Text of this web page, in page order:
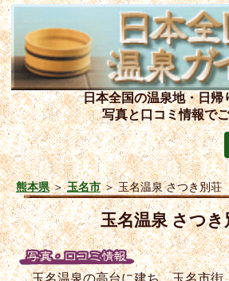
日本全国の温泉地・日帰
写真と口コミ情報で
熊本県＞玉名市＞玉名温泉 さつき別荘
玉名温泉 さつき
玉名温泉の高台に建ち、玉名市街